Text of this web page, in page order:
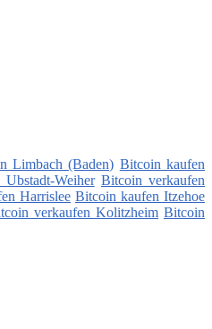
Limbach (Baden) Bitcoin kaufen
Weiher Bitcoin verkaufen
Harrislee Bitcoin kaufen Itzehoe
verkaufen Kolitzheim Bitcoin